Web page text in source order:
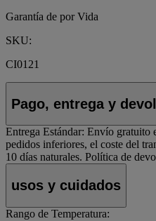
Garantía de por Vida
SKU:
CI0121
Pago, entrega y
Entrega Estándar: Envío gratuito
pedidos inferiores, el coste del
10 días naturales. Política de
usos y cuidados
Rango de Temperatura: